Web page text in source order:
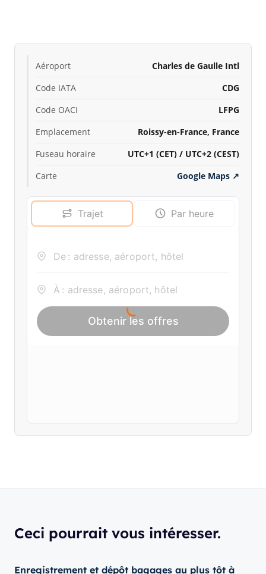
Aéroport
Charles de Gaulle Intl
Code IATA
CDG
Code OACI
LFPG
Emplacement
Roissy-en-France, France
Fuseau horaire
UTC+1 (CET) / UTC+2 (CEST)
Carte
Google Maps ↗
Ceci pourrait vous intéresser.
Enregistrement et dépôt bagages au plus tôt à